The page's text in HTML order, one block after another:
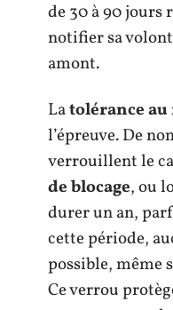
de 30 à 90 jours
notifier sa
amont.
Latolérance
l’épreuve. De
verrouillent le
de blocage, ou
durer un an,
cette période,
possible, même
Ce verrou